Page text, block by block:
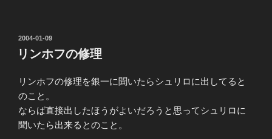
投
稿
日:
2004-01-09
リンホフの修理
リンホフの修理を銀一に聞いたらシュリロに出してると
のこと。
ならば直接出したほうがよいだろうと思ってシュリロに
聞いたら出来るとのこと。